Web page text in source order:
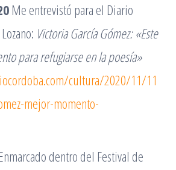
Me entrevistó para el Diario
Victoria García Gómez: «Este
para refugiarse en la poesía»
cultura/2020/11/11
mejor-momento-
dentro del Festival de